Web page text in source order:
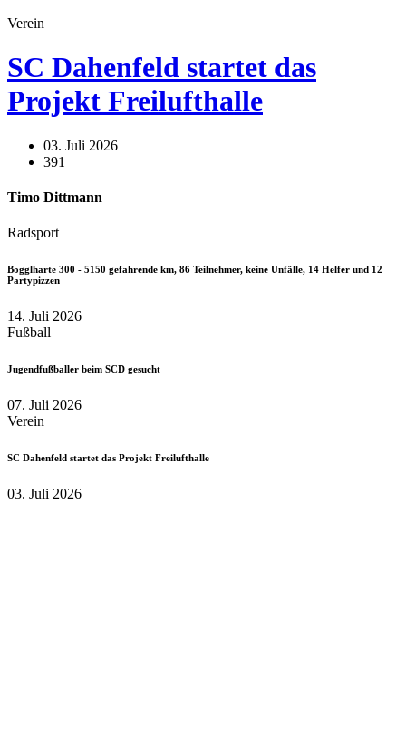
Verein
SC Dahenfeld startet das
Projekt Freilufthalle
03. Juli 2026
391
Timo Dittmann
Radsport
Bogglharte 300 - 5150 gefahrende km, 86 Teilnehmer, keine Unfälle, 14 Helfer und 12
Partypizzen
14. Juli 2026
Fußball
Jugendfußballer beim SCD gesucht
07. Juli 2026
Verein
SC Dahenfeld startet das Projekt Freilufthalle
03. Juli 2026